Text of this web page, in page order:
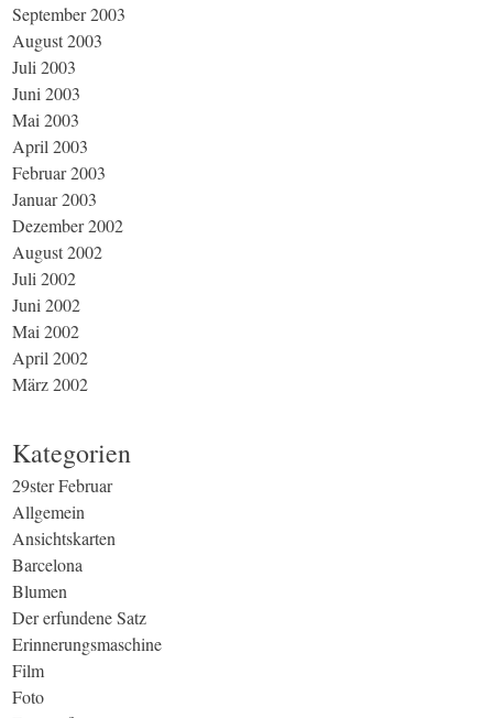
September 2003
August 2003
Juli 2003
Juni 2003
Mai 2003
April 2003
Februar 2003
Januar 2003
Dezember 2002
August 2002
Juli 2002
Juni 2002
Mai 2002
April 2002
März 2002
Kategorien
29ster Februar
Allgemein
Ansichtskarten
Barcelona
Blumen
Der erfundene Satz
Erinnerungsmaschine
Film
Foto